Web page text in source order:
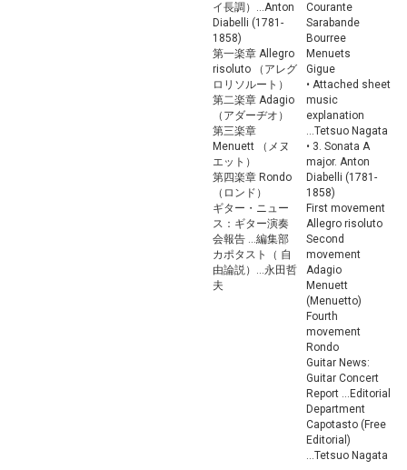
イ長調）...Anton
Diabelli (1781-
1858)
第一楽章 Allegro
risoluto （アレグ
ロリソルート）
第二楽章 Adagio
（アダーヂオ）
第三楽章
Menuett （メヌ
エット）
第四楽章 Rondo
（ロンド）
ギター・ニュー
ス：ギター演奏
会報告 ...編集部
カポタスト（ 自
由論説）...永田哲
夫
Courante
Sarabande
Bourree
Menuets
Gigue
• Attached sheet
music
explanation
...Tetsuo Nagata
• 3. Sonata A
major. Anton
Diabelli (1781-
1858)
First movement
Allegro risoluto
Second
movement
Adagio
Menuett
(Menuetto)
Fourth
movement
Rondo
Guitar News:
Guitar Concert
Report ...Editorial
Department
Capotasto (Free
Editorial)
...Tetsuo Nagata